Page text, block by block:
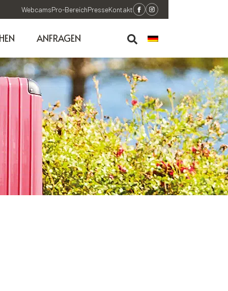
WebcamsPro-BereichPresseKontakt
ANFRAGEN